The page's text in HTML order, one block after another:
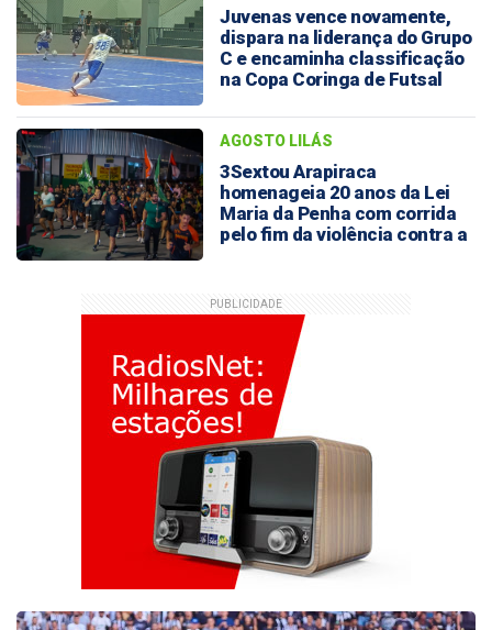
Juvenas vence novamente,
dispara na liderança do Grupo
C e encaminha classificação
na Copa Coringa de Futsal
AGOSTO LILÁS
3Sextou Arapiraca
homenageia 20 anos da Lei
Maria da Penha com corrida
pelo fim da violência contra a
PUBLICIDADE